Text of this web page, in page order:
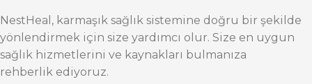
NestHeal, karmaşık sağlık sistemine doğru bir şekilde
yönlendirmek için size yardımcı olur. Size en uygun
sağlık hizmetlerini ve kaynakları bulmanıza
rehberlik ediyoruz.